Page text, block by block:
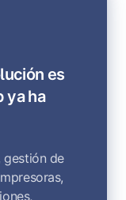
es
ya ha
gestión de